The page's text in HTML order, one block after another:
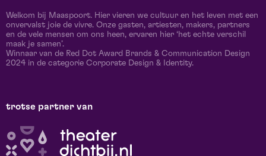
Welkom bij Maaspoort. Hier vieren we cultuur en het leven met een
onvervalst joie de vivre. Onze gasten, artiesten, makers, partners
en de vele mensen om ons heen, ervaren hier ‘het echte verschil
maak je samen’.
Winnaar van de Red Dot Award Brands & Communication Design
2024 in de categorie Corporate Design & Identity.
trotse partner van